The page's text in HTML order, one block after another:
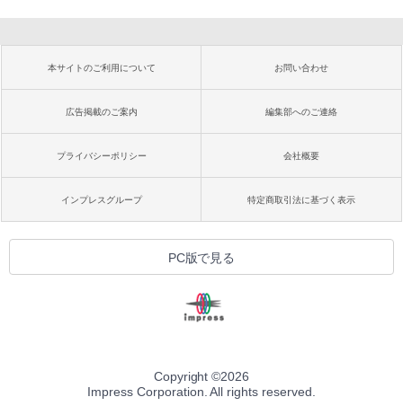
本サイトのご利用について お問い合わせ
広告掲載のご案内 編集部へのご連絡
プライバシーポリシー 会社概要
インプレスグループ 特定商取引法に基づく表示
PC版で見る
Copyright ©2026
Impress Corporation. All rights reserved.